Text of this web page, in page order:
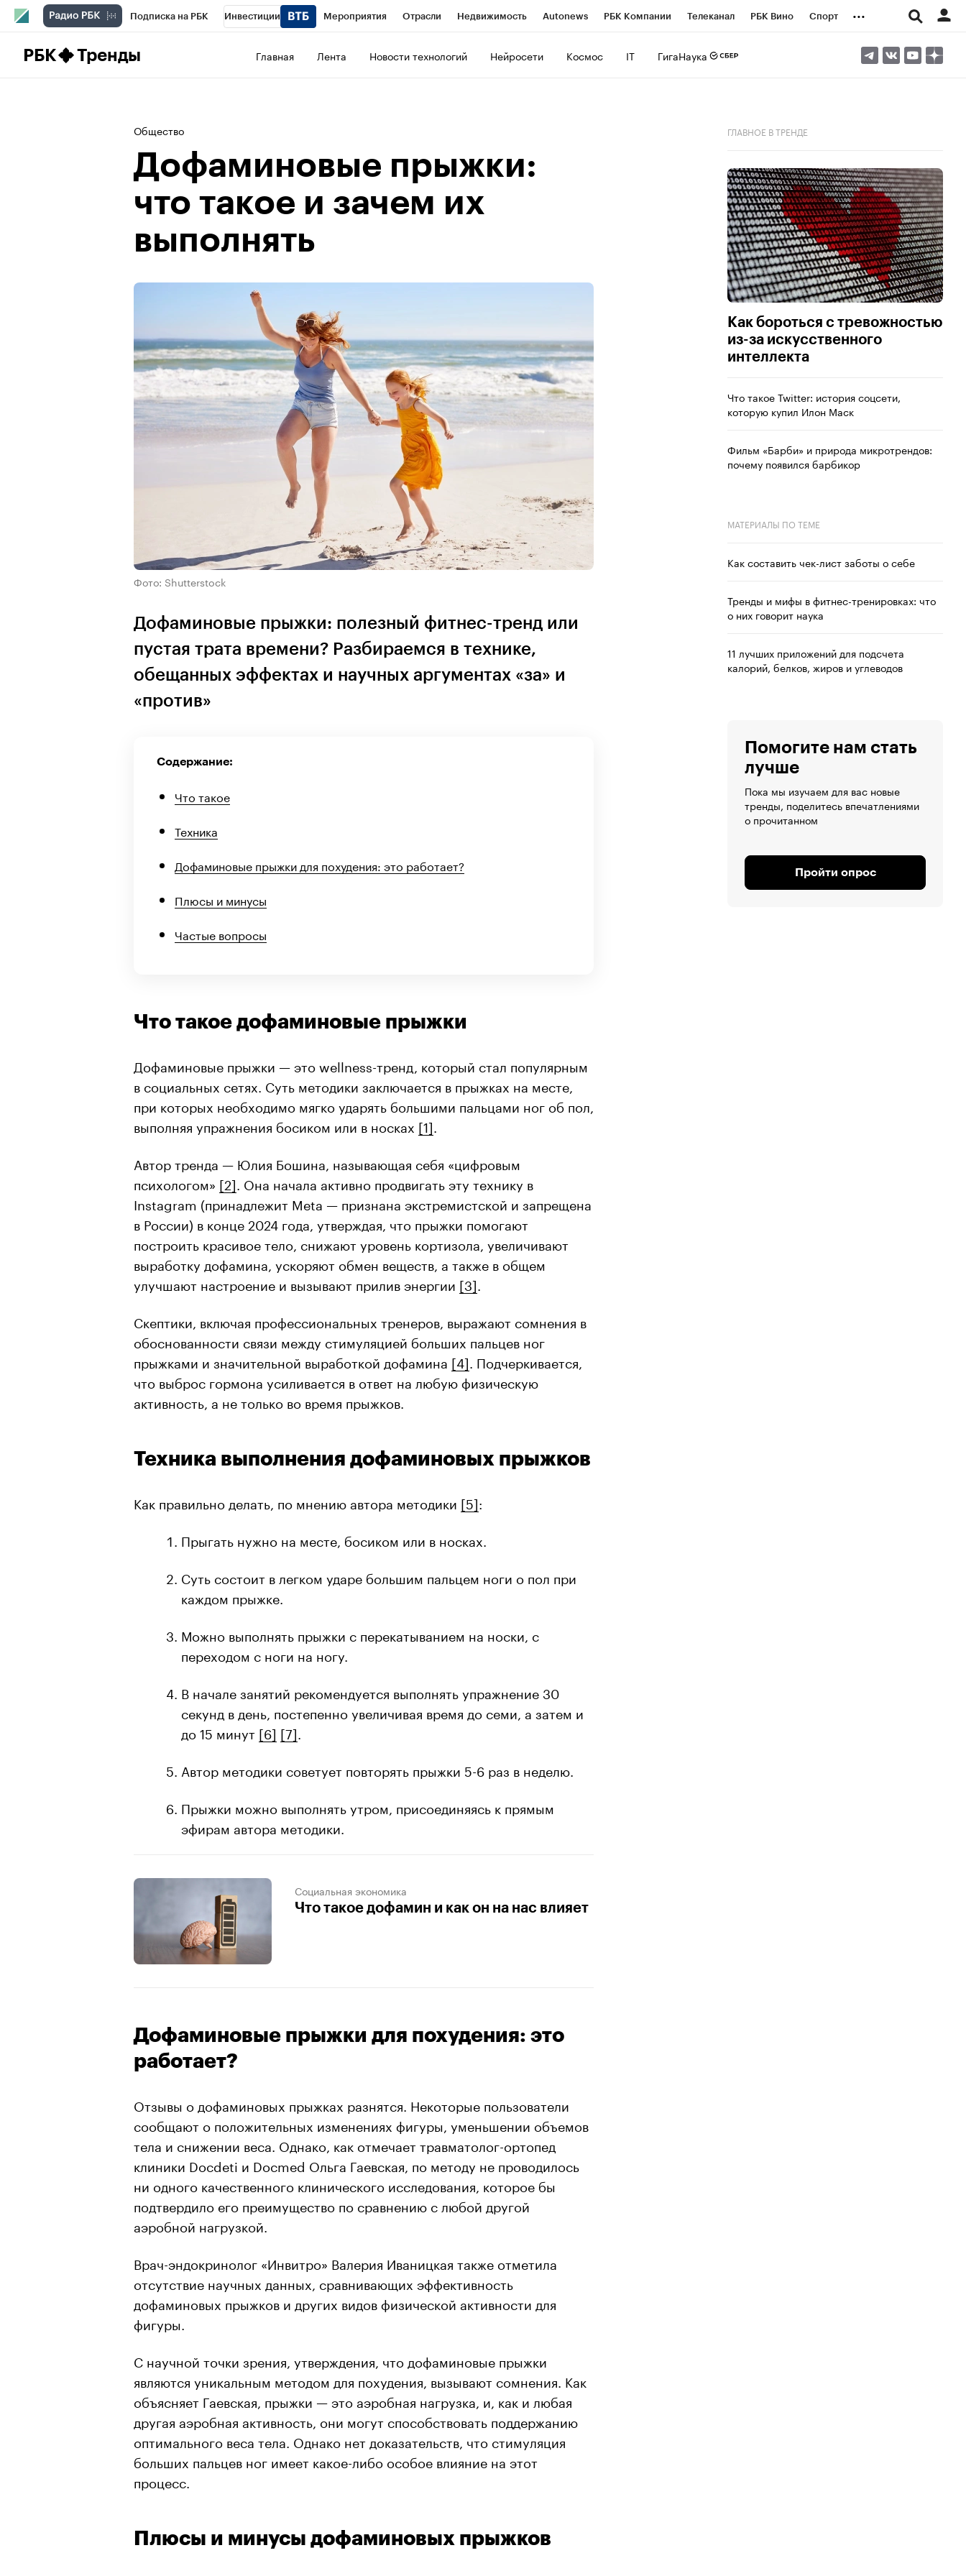
Подписка на РБК Инвестиции Мероприятия Отрасли Недвижимость Autonews РБК Компании Телеканал РБК Вино Спорт ...
РБК Тренды Главная Лента Новости технологий Нейросети Космос IT ГигаНаука
Общество
Дофаминовые прыжки:
что такое и зачем их
выполнять
Фото: Shutterstock
Дофаминовые прыжки: полезный фитнес-тренд или
пустая трата времени? Разбираемся в технике,
обещанных эффектах и научных аргументах «за» и
«против»
Содержание:
Что такое
Техника
Дофаминовые прыжки для похудения: это работает?
Плюсы и минусы
Частые вопросы
Что такое дофаминовые прыжки
Дофаминовые прыжки — это wellness-тренд, который стал популярным
в социальных сетях. Суть методики заключается в прыжках на месте,
при которых необходимо мягко ударять большими пальцами ног об пол,
выполняя упражнения босиком или в носках [1]
Автор тренда — Юлия Бошина, называющая себя «цифровым
психологом» [2] . Она начала активно продвигать эту технику в
Instagram (принадлежит Meta — признана экстремистской и запрещена
в России) в конце 2024 года, утверждая, что прыжки помогают
построить красивое тело, снижают уровень кортизола, увеличивают
выработку дофамина, ускоряют обмен веществ, а также в общем
улучшают настроение и вызывают прилив энергии [3]
Скептики, включая профессиональных тренеров, выражают сомнения в
обоснованности связи между стимуляцией больших пальцев ног
прыжками и значительной выработкой дофамина [4] . Подчеркивается,
что выброс гормона усиливается в ответ на любую физическую
активность, а не только во время прыжков.
Техника выполнения дофаминовых прыжков
Как правильно делать, по мнению автора методики [5]:
Прыгать нужно на месте, босиком или в носках.
Суть состоит в легком ударе большим пальцем ноги о пол при
каждом прыжке.
Можно выполнять прыжки с перекатыванием на носки, с
переходом с ноги на ногу.
В начале занятий рекомендуется выполнять упражнение 30
секунд в день, постепенно увеличивая время до семи, а затем и
до 15 минут [6] [7]
Автор методики советует повторять прыжки 5-6 раз в неделю.
Прыжки можно выполнять утром, присоединяясь к прямым
эфирам автора методики.
Социальная экономика
Что такое дофамин и как он на нас влияет
Дофаминовые прыжки для похудения: это
работает?
Отзывы о дофаминовых прыжках разнятся. Некоторые пользователи
сообщают о положительных изменениях фигуры, уменьшении объемов
тела и снижении веса. Однако, как отмечает травматолог-ортопед
клиники Docdeti и Docmed Ольга Гаевская, по методу не проводилось
ни одного качественного клинического исследования, которое бы
подтвердило его преимущество по сравнению с любой другой
аэробной нагрузкой.
Врач-эндокринолог «Инвитро» Валерия Иваницкая также отметила
отсутствие научных данных, сравнивающих эффективность
дофаминовых прыжков и других видов физической активности для
фигуры.
С научной точки зрения, утверждения, что дофаминовые прыжки
являются уникальным методом для похудения, вызывают сомнения. Как
объясняет Гаевская, прыжки — это аэробная нагрузка, и, как и любая
другая аэробная активность, они могут способствовать поддержанию
оптимального веса тела. Однако нет доказательств, что стимуляция
больших пальцев ног имеет какое-либо особое влияние на этот
процесс.
Плюсы и минусы дофаминовых прыжков
ГЛАВНОЕ В ТРЕНДЕ
Как бороться с тревожностью
из-за искусственного
интеллекта
Что такое Twitter: история соцсети,
которую купил Илон Маск
Фильм «Барби» и природа микротрендов:
почему появился барбикор
МАТЕРИАЛЫ ПО ТЕМЕ
Как составить чек-лист заботы о себе
Тренды и мифы в фитнес-тренировках: что
о них говорит наука
11 лучших приложений для подсчета
калорий, белков, жиров и углеводов
Помогите нам стать
лучше
Пока мы изучаем для вас новые
тренды, поделитесь впечатлениями
о прочитанном
Пройти опрос